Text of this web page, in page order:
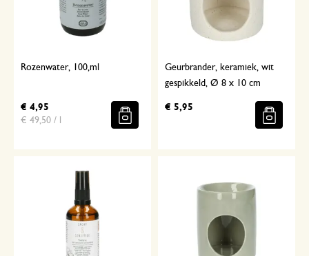
Rozenwater, 100,ml
€ 4,95
€ 49,50 / l
Geurbrander, keramiek, wit
gespikkeld, Ø 8 x 10 cm
€ 5,95